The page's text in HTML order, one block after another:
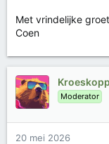
Met vrindelijke
Coen
Moderator
20 mei 2026